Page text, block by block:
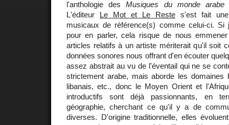
l'anthologie desMusiques du monde arabe
L'éditeur Le Mot et Le Reste s'est fait une
musicaux de référence(s) comme celui-ci. Si
pour en parler, cela risque de nous
articles relatifs à un artiste mériterait qu'il soit
données sonores nous offrant d'en écouter
assez abstrait au vu de l'éventail qui ne se
strictement arabe, mais aborde les domaines
libanais, etc., donc le Moyen Orient et
introductifs sont déjà passionnants, en
géographie, cherchant ce qu'il y a de
diverses. D'origine traditionnelle, elles